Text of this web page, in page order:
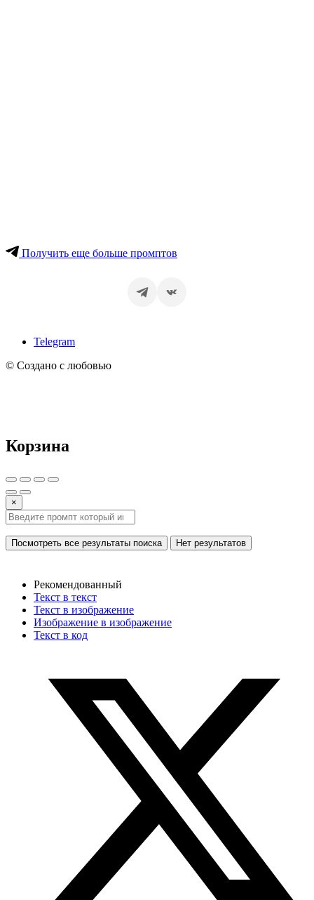
Получить еще больше промптов
Telegram
© Создано с любовью
Корзина
×
Посмотреть все результаты поиска Нет результатов
Рекомендованный
Текст в текст
Текст в изображение
Изображение в изображение
Текст в код